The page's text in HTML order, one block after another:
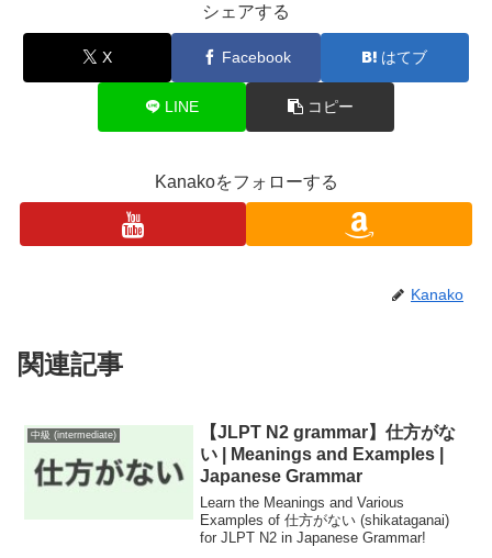
シェアする
X Facebook はてブ
LINE コピー
Kanakoをフォローする
Kanako
関連記事
中級 (intermediate)
【JLPT N2 grammar】仕方がな
い | Meanings and Examples |
Japanese Grammar
Learn the Meanings and Various
Examples of 仕方がない (shikataganai)
for JLPT N2 in Japanese Grammar!